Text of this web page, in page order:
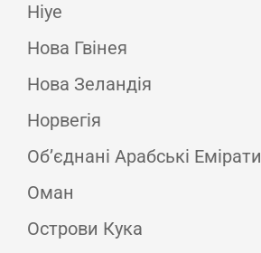
Ніуе
Нова Гвінея
Нова Зеландія
Норвегія
Об’єднані Арабські Емірати
Оман
Острови Кука